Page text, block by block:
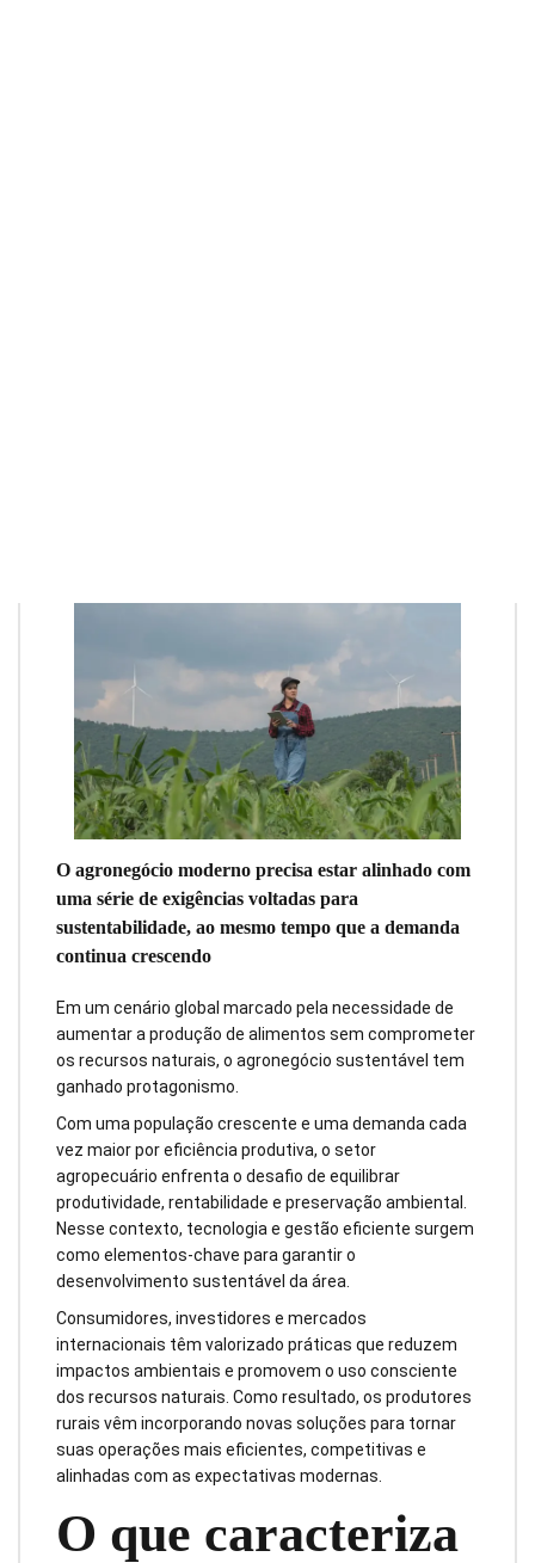
O agronegócio moderno precisa estar alinhado com
uma série de exigências voltadas para
sustentabilidade, ao mesmo tempo que a demanda
continua crescendo
Em um cenário global marcado pela necessidade de
aumentar a produção de alimentos sem comprometer
os recursos naturais, o agronegócio sustentável tem
ganhado protagonismo.
Com uma população crescente e uma demanda cada
vez maior por eficiência produtiva, o setor
agropecuário enfrenta o desafio de equilibrar
produtividade, rentabilidade e preservação ambiental.
Nesse contexto, tecnologia e gestão eficiente surgem
como elementos-chave para garantir o
desenvolvimento sustentável da área.
Consumidores, investidores e mercados
internacionais têm valorizado práticas que reduzem
impactos ambientais e promovem o uso consciente
dos recursos naturais. Como resultado, os produtores
rurais vêm incorporando novas soluções para tornar
suas operações mais eficientes, competitivas e
alinhadas com as expectativas modernas.
O que caracteriza